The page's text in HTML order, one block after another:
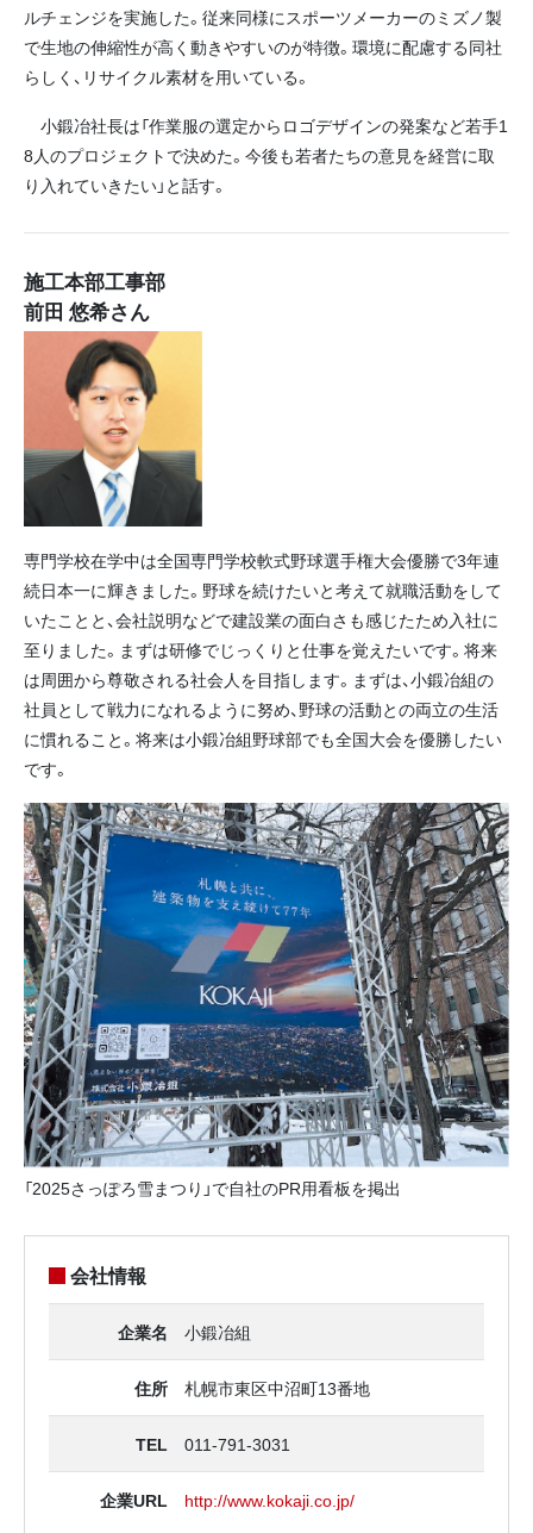
ルチェンジを実施した。従来同様にスポーツメーカーのミズノ製
で生地の伸縮性が高く動きやすいのが特徴。環境に配慮する同社
らしく、リサイクル素材を用いている。
小鍛冶社長は「作業服の選定からロゴデザインの発案など若手1
8人のプロジェクトで決めた。今後も若者たちの意見を経営に取
り入れていきたい」と話す。
施工本部工事部
前田 悠希さん
専門学校在学中は全国専門学校軟式野球選手権大会優勝で3年連
続日本一に輝きました。野球を続けたいと考えて就職活動をして
いたことと、会社説明などで建設業の面白さも感じたため入社に
至りました。まずは研修でじっくりと仕事を覚えたいです。将来
は周囲から尊敬される社会人を目指します。まずは、小鍛冶組の
社員として戦力になれるように努め、野球の活動との両立の生活
に慣れること。将来は小鍛冶組野球部でも全国大会を優勝したい
です。
「2025さっぽろ雪まつり」で自社のPR用看板を掲出
会社情報
企業名 小鍛冶組
住所 札幌市東区中沼町13番地
TEL 011-791-3031
企業URL http://www.kokaji.co.jp/